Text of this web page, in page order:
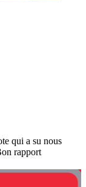
qui a su nous
rapport